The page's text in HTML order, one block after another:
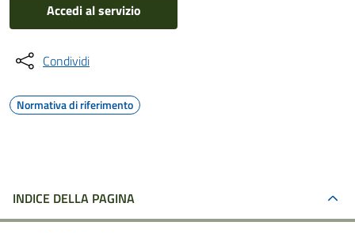
Accedi al servizio
Condividi
Normativa di riferimento
INDICE DELLA PAGINA